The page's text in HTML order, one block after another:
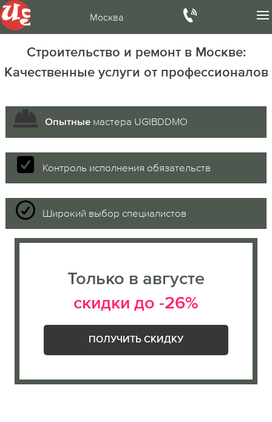
Москва
Строительство и ремонт в Москве:
Качественные услуги от профессионалов
Опытныемастера UGIBDDMO
Контроль исполнения обязательств
Широкий выбор специалистов
Только в августе
скидки до -26%
ПОЛУЧИТЬ СКИДКУ